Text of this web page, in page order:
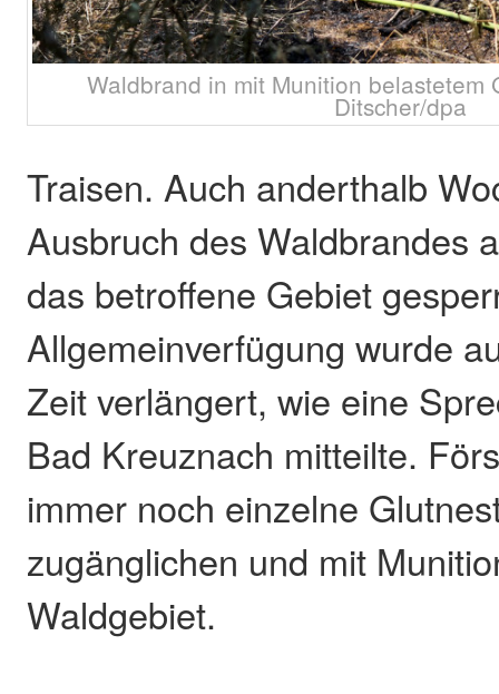
Waldbrand in mit Munition belastetem
Ditscher/dpa
Traisen. Auch anderthalb
Ausbruch des Waldbrandes
das betroffene Gebiet
Allgemeinverfügung wurde
Zeit verlängert, wie eine
Bad Kreuznach mitteilte.
immer noch einzelne
zugänglichen und mit
Waldgebiet.